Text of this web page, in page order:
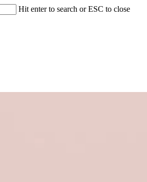
Hit enter to search or ESC to close